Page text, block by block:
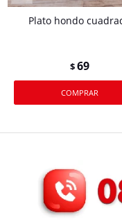
Plato hondo
$69